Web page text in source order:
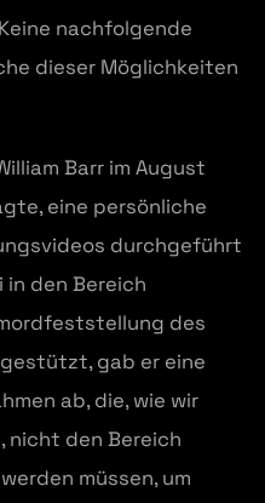
nachfolgende
dieser Möglichkeiten
Barr im August
eine persönliche
durchgeführt
in den Bereich
des
gab er eine
ab, die, wie wir
nicht den Bereich
müssen, um